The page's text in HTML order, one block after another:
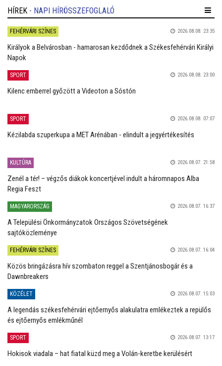
HÍREK - NAPI HÍRÖSSZEFOGLALÓ
FEHÉRVÁRI SZÍNES 2026.08.08. 23:35
Királyok a Belvárosban - hamarosan kezdődnek a Székesfehérvári Királyi
Napok
SPORT 2026.08.08. 23:00
Kilenc emberrel győzött a Videoton a Sóstón
SPORT 2026.08.08. 07:07
Kézilabda szuperkupa a MET Arénában - elindult a jegyértékesítés
KULTÚRA 2026.08.07. 21:58
Zenél a tér! – végzős diákok koncertjével indult a háromnapos Alba
Regia Feszt
MAGYARORSZÁG 2026.08.07. 16:37
A Települési Önkormányzatok Országos Szövetségének
sajtóközleménye
FEHÉRVÁRI SZÍNES 2026.08.07. 16:04
Közös bringázásra hív szombaton reggel a Szentjánosbogár és a
Dawnbreakers
KÖZÉLET 2026.08.07. 15:03
A legendás székesfehérvári ejtőernyős alakulatra emlékeztek a repülős
és ejtőernyős emlékműnél
SPORT 2026.08.07. 13:17
Hokisok viadala – hat fiatal küzd meg a Volán-keretbe kerülésért